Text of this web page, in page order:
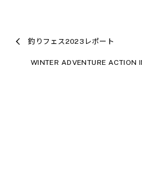
釣りフェス2023レポート
WINTER ADVENTURE ACTION